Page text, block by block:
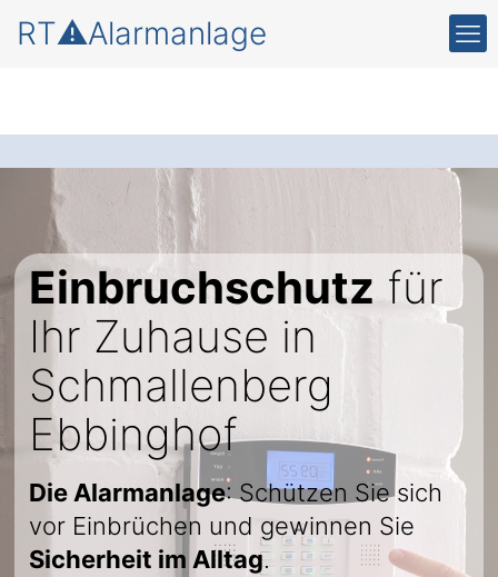
RT⚠️Alarmanlage
Einbruchschutz für
Ihr Zuhause in
Schmallenberg
Ebbinghof
Die Alarmanlage: Schützen Sie sich
vor Einbrüchen und gewinnen Sie
Sicherheit im Alltag.